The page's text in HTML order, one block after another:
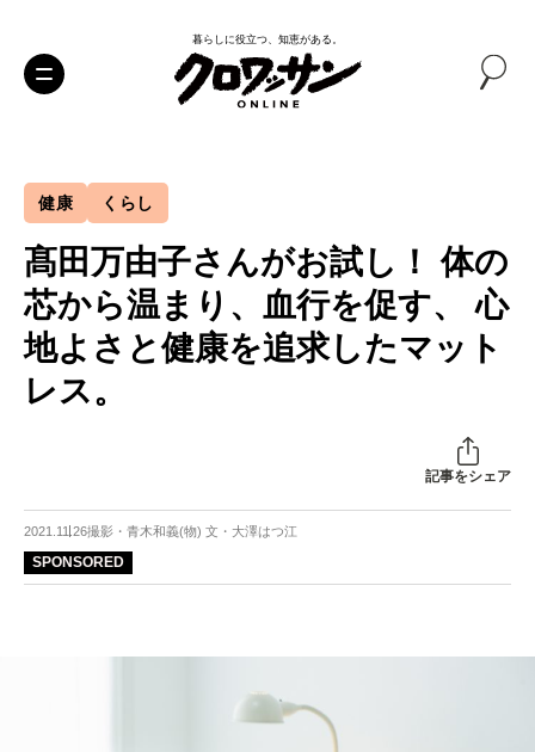
暮らしに役立つ、知恵がある。
健康 くらし
髙田万由子さんがお試し！ 体の
芯から温まり、血行を促す、 心
地よさと健康を追求したマット
レス。
記事をシェア
2021.11.26撮影・青木和義(物) 文・大澤はつ江
SPONSORED